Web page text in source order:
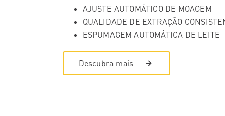
AJUSTE AUTOMÁTICO DE MOAGEM
QUALIDADE DE EXTRAÇÃO
ESPUMAGEM AUTOMÁTICA DE LEITE
Descubra mais